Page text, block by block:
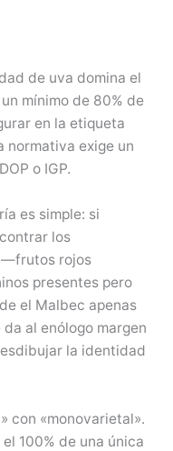
de uva domina el
mínimo de 80% de
en la etiqueta
normativa exige un
o IGP.
es simple: si
los
—frutos rojos
presentes pero
el Malbec apenas
da al enólogo margen
la identidad
con «monovarietal».
100% de una única